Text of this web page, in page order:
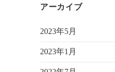
アーカイブ
2023年5月
2023年1月